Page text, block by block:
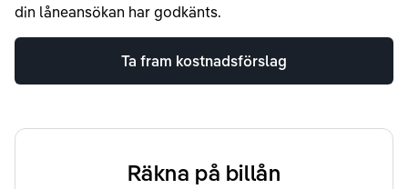
din låneansökan har godkänts.
Ta fram kostnadsförslag
Räkna på billån